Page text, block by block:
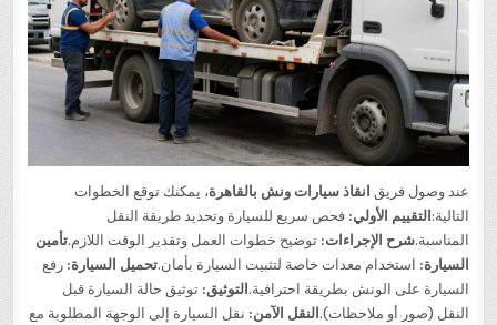
عند وصول فريق انقاذ سيارات ونش بالقاهرة، يمكنك توقع الخطوات
التالية: التقييم الأولي: فحص سريع للسيارة وتحديد طريقة النقل
المناسبة.شرح الإجراءات: توضيح خطوات العمل وتقدير الوقت اللازم.تأمين
السيارة: استخدام معدات خاصة لتثبيت السيارة بأمان.تحميل السيارة: رفع
السيارة على الونش بطريقة احترافية. التوثيق: توثيق حالة السيارة قبل
النقل (صور أو ملاحظات). النقل الآمن: نقل السيارة إلى الوجهة المطلوبة مع